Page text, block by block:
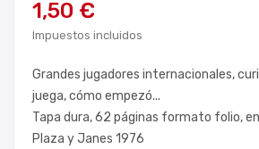
1,50 €
Impuestos incluidos
Grandes jugadores internacionales,
juega, cómo empezó...
Tapa dura, 62 páginas formato folio,
Plaza y Janes 1976